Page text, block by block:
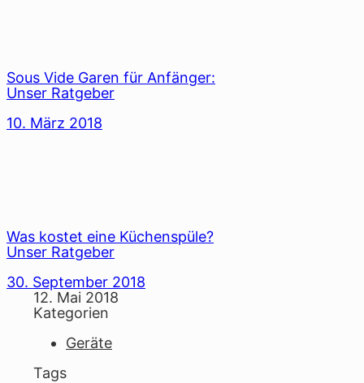
Sous Vide Garen für Anfänger:
Unser Ratgeber
10. März 2018
Was kostet eine Küchenspüle?
Unser Ratgeber
30. September 2018
12. Mai 2018
Kategorien
Geräte
Tags